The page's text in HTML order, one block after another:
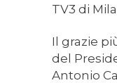
TV3 di
Il grazie
del
Antonio